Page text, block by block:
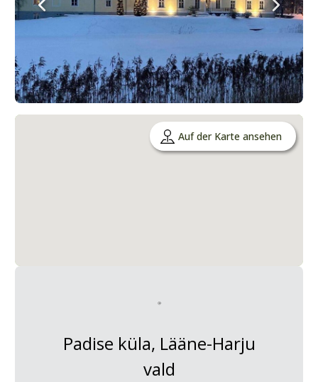
Auf der Karte ansehen
Padise küla, Lääne-Harju
vald